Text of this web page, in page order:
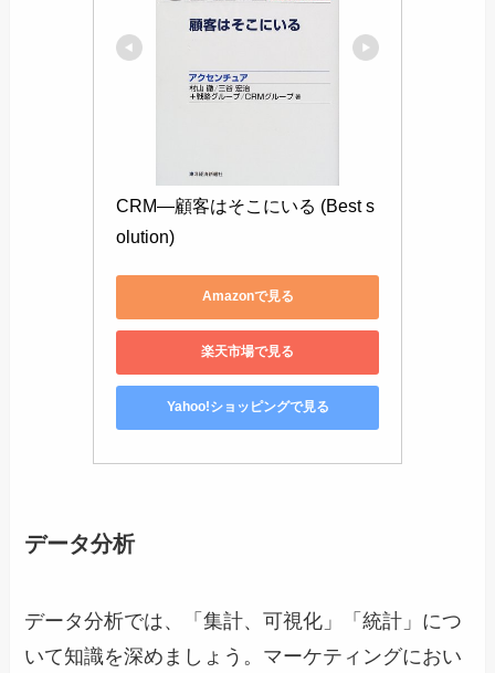
CRM―顧客はそこにいる (Best s
olution)
Amazonで見る
楽天市場で見る
Yahoo!ショッピングで見る
データ分析
データ分析では、「集計、可視化」「統計」につ
いて知識を深めましょう。マーケティングにおい